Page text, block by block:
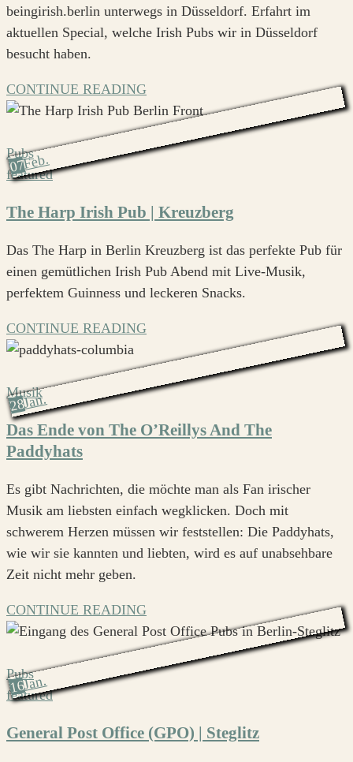
beingirish.berlin unterwegs in Düsseldorf. Erfahrt im
aktuellen Special, welche Irish Pubs wir in Düsseldorf
besucht haben.
CONTINUE READING
07Feb.
Pubs
featured
The Harp Irish Pub | Kreuzberg
Das The Harp in Berlin Kreuzberg ist das perfekte Pub für
einen gemütlichen Irish Pub Abend mit Live-Musik,
perfektem Guinness und leckeren Snacks.
CONTINUE READING
28Jan.
Musik
Das Ende von The O’Reillys And The
Paddyhats
Es gibt Nachrichten, die möchte man als Fan irischer
Musik am liebsten einfach wegklicken. Doch mit
schwerem Herzen müssen wir feststellen: Die Paddyhats,
wie wir sie kannten und liebten, wird es auf unabsehbare
Zeit nicht mehr geben.
CONTINUE READING
16Jan.
Pubs
featured
General Post Office (GPO) | Steglitz